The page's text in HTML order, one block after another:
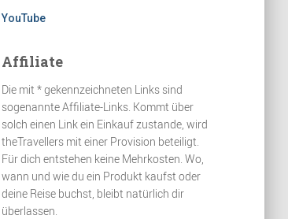
YouTube
Affiliate
Die mit * gekennzeichneten Links sind
sogenannte Affiliate-Links. Kommt über
solch einen Link ein Einkauf zustande, wird
theTravellers mit einer Provision beteiligt.
Für dich entstehen keine Mehrkosten. Wo,
wann und wie du ein Produkt kaufst oder
deine Reise buchst, bleibt natürlich dir
überlassen.